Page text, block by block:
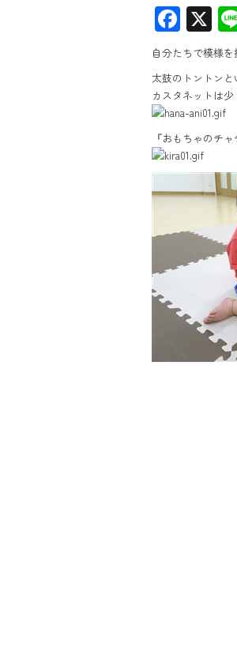
F
ac
e
b
o
ok
X
自分たちで模様
太鼓のトントン
カスタネットは
『おもちゃのチ